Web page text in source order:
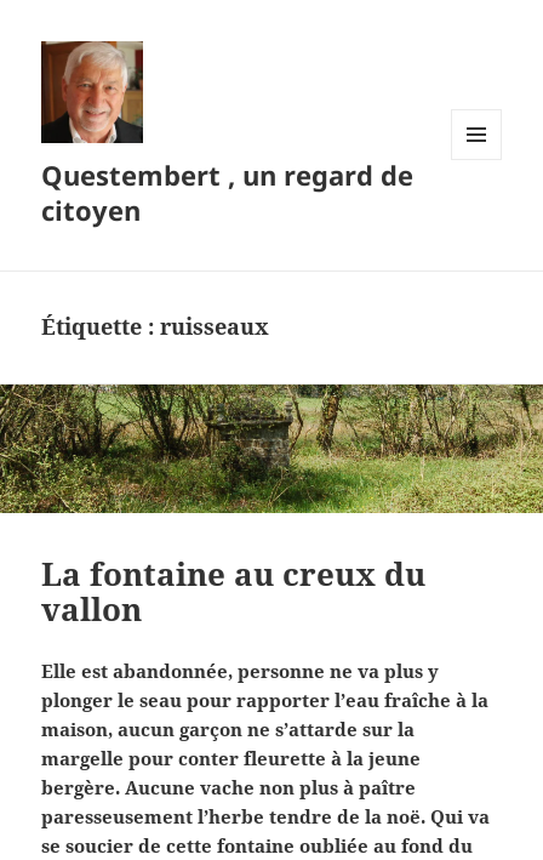
Questembert , un regard de
citoyen
Étiquette :ruisseaux
La fontaine au creux du
vallon
Elle est abandonnée, personne ne va plus y
plonger le seau pour rapporter l’eau fraîche à la
maison, aucun garçon ne s’attarde sur la
margelle pour conter fleurette à la jeune
bergère. Aucune vache non plus à paître
paresseusement l’herbe tendre de la noë. Qui va
se soucier de cette fontaine oubliée au fond du